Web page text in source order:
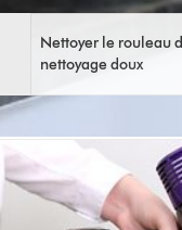
Nettoyer le rouleau
nettoyage doux